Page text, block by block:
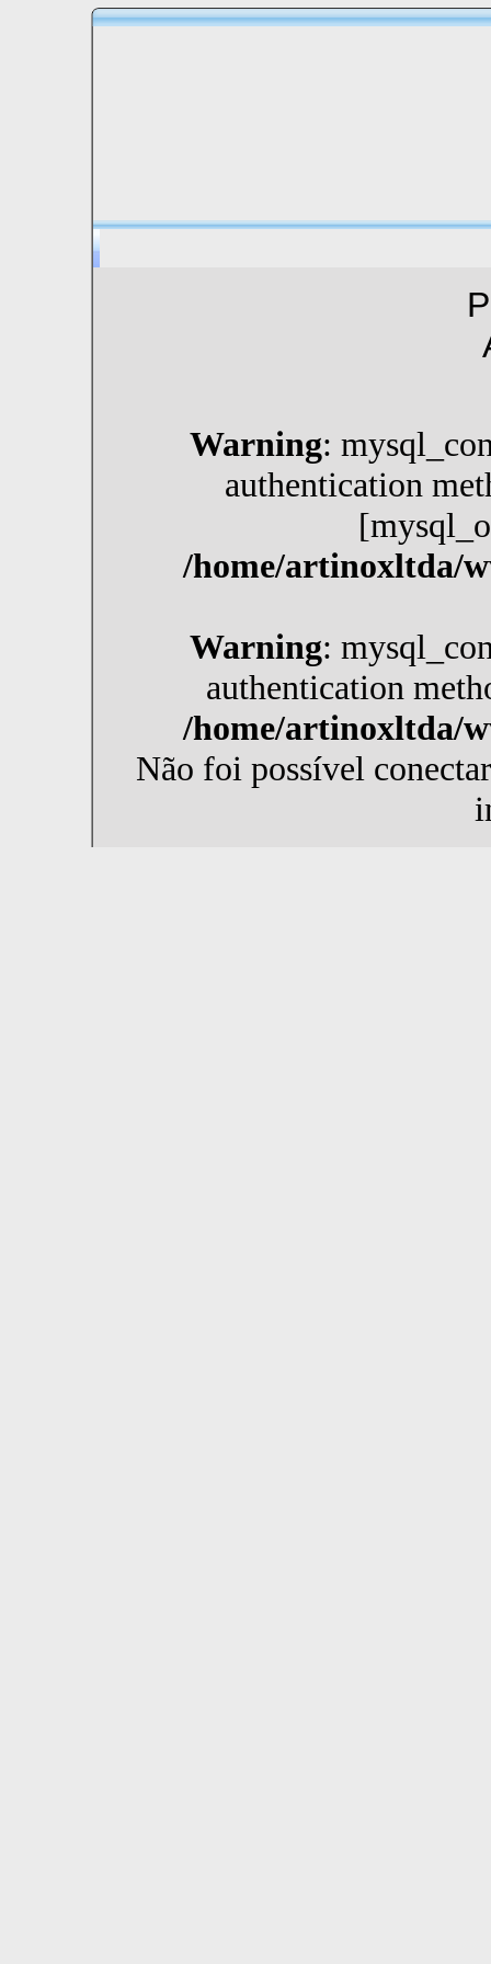
Warning:
authentication
/home/artinoxltda/
Warning:
authentication
/home/artinoxltda/
Não foi possível